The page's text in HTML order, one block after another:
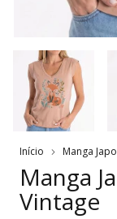
Início Manga
Manga
Vintage